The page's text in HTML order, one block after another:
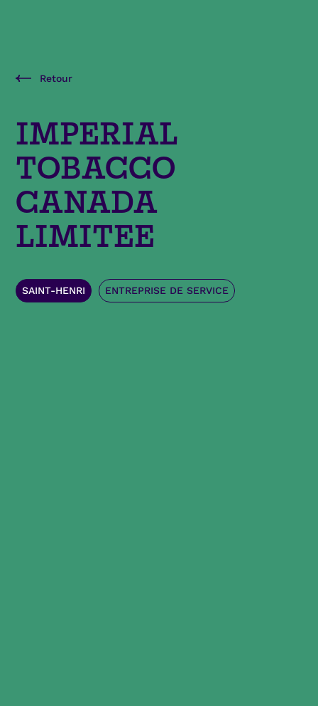
Retour
IMPERIAL
TOBACCO
CANADA
LIMITEE
SAINT-HENRI ENTREPRISE DE SERVICE